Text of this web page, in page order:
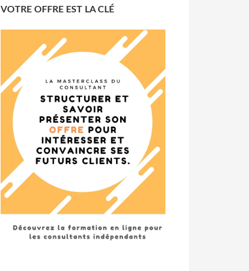
VOTRE OFFRE EST LA CLÉ